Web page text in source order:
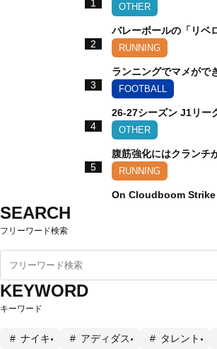
1 OTHER
バレーボールの「リベ
2
RUNNING
ランニングでマメがで
3
FOOTBALL
26-27シーズン J1リー
4
OTHER
腹筋強化にはクランチ
5
RUNNING
On Cloudboom Strike
SEARCH
フリーワード検索
KEYWORD
キーワード
ナイキ アディダス タレント